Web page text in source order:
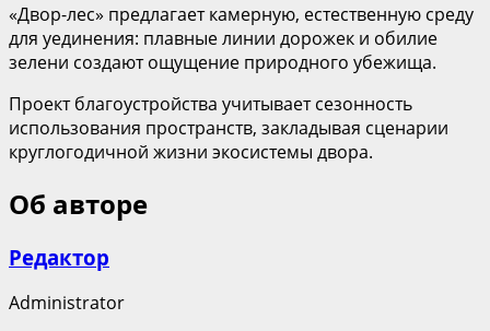
«Двор-лес» предлагает камерную, естественную среду
для уединения: плавные линии дорожек и обилие
зелени создают ощущение природного убежища.
Проект благоустройства учитывает сезонность
использования пространств, закладывая сценарии
круглогодичной жизни экосистемы двора.
Об авторе
Редактор
Administrator